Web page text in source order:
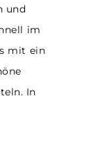
und
im
mit ein
In